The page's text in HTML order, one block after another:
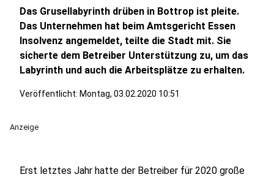
Das Grusellabyrinth drüben in Bottrop ist pleite.
Das Unternehmen hat beim Amtsgericht Essen
Insolvenz angemeldet, teilte die Stadt mit. Sie
sicherte dem Betreiber Unterstützung zu, um das
Labyrinth und auch die Arbeitsplätze zu erhalten.
Veröffentlicht: Montag, 03.02.2020 10:51
Anzeige
Erst letztes Jahr hatte der Betreiber für 2020 große